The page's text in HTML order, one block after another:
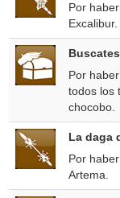
Por
Excalibur.
Por
todos los
chocobo.
La daga
Por
Artema.